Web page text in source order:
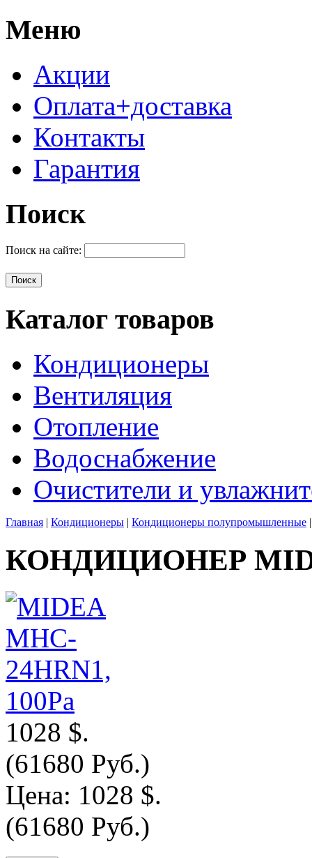
Меню
Акции
Оплата+доставка
Контакты
Гарантия
Поиск
Поиск на сайте:
Каталог товаров
Кондиционеры
Вентиляция
Отопление
Водоснабжение
Очистители и
Главная | Кондиционеры | Кондиционеры полупромышленные
КОНДИЦИОНЕР
1028 $.
(61680 Руб.)
Цена: 1028 $.
(61680 Руб.)